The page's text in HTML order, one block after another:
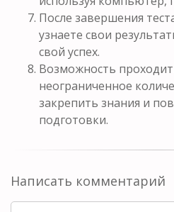
После завершения
узнаете свои
свой успех.
Возможность
неограниченное
закрепить знания и
подготовки.
Написать комментарий